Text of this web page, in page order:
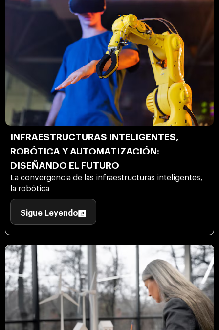
INFRAESTRUCTURAS INTELIGENTES,
ROBÓTICA Y AUTOMATIZACIÓN:
DISEÑANDO EL FUTURO
La convergencia de las infraestructuras inteligentes,
la robótica
Sigue Leyendo